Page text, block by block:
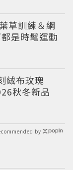
草訓練＆網
是時髦運動
絨布玫瑰
秋冬新品
by